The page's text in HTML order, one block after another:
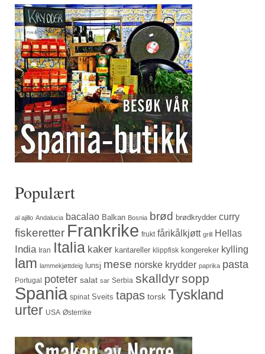
Populært
al ajillo Andalucia bacalao Balkan Bosnia brød brødkrydder curry
fiskeretter Frankrike frukt fårikålkjøtt grill Hellas
India Iran Italia kaker kantareller klippfisk kongereker kylling
lam lammekjøttdeig lunsj mese norske krydder paprika pasta
Portugal poteter salat sar Serbia skalldyrsopp
Spania spinat Sveits tapas torsk Tyskland
urter USA Østerrike